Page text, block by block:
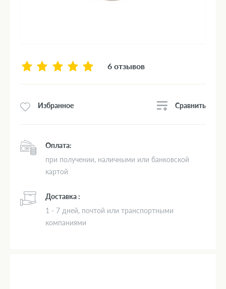
6 отзывов
Избранное Сравнить
Оплата:
при получении, наличными или банковской
картой
Доставка :
1 - 7 дней, почтой или транспортными
компаниями